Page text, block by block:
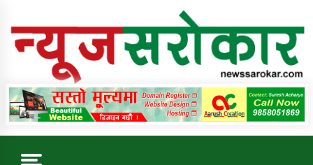
Online News Portal